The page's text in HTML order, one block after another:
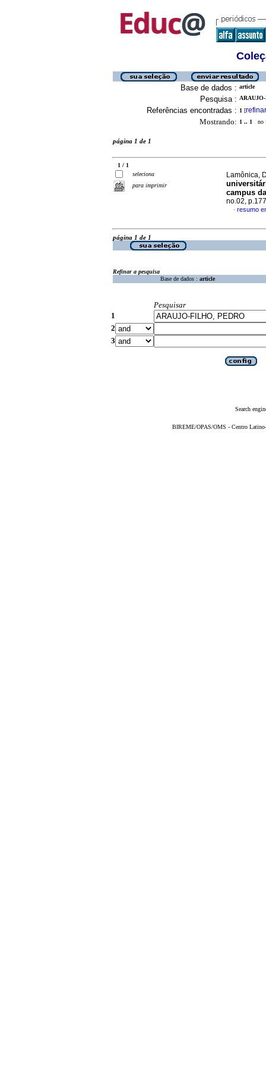
Base de dados : article
Pesquisa :
Referências encontradas : 1 [refinar
Mostrando: 1 .. 1 no
página 1 de 1
1 / 1
seleciona
para imprimir
Lamônica,
campus
no.02,
· resumo
página 1 de 1
Refinar a pesquisa
Base de dados : article
Pesquisar
1
2
3
Search
BIREME/OPAS/OMS - Centro Latino-